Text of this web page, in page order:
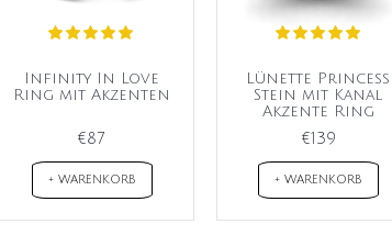
Infinity In Love
Ring mit Akzenten
€87
+ WARENKORB
Lünette Princess
Stein mit Kanal
Akzente Ring
€139
+ WARENKORB